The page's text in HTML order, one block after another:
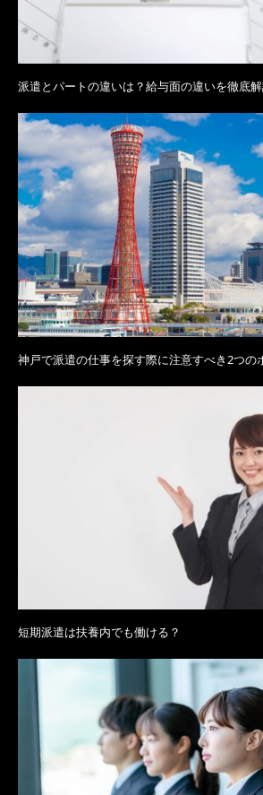
派遣とパートの違いは？給与面の違いを徹底
神戸で派遣の仕事を探す際に注意すべき2つの
短期派遣は扶養内でも働ける？